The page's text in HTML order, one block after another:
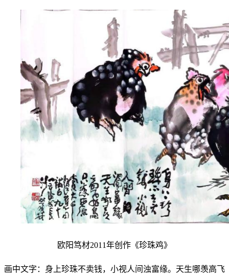
欧阳笃材2011年创作 《珍珠鸡》
画中文字：身上珍珠不卖钱，小视人间浊富缘。天生哪羡高飞